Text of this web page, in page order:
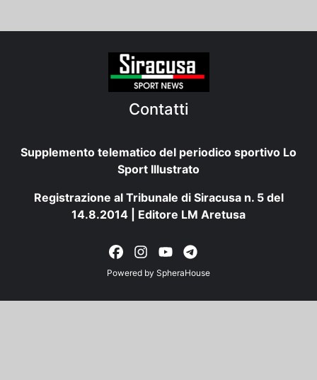
Contatti
Supplemento telematico del periodico sportivo Lo
Sport Illustrato
Registrazione al Tribunale di Siracusa n. 5 del
14.8.2014 | Editore LM Aretusa
Powered by SpheraHouse